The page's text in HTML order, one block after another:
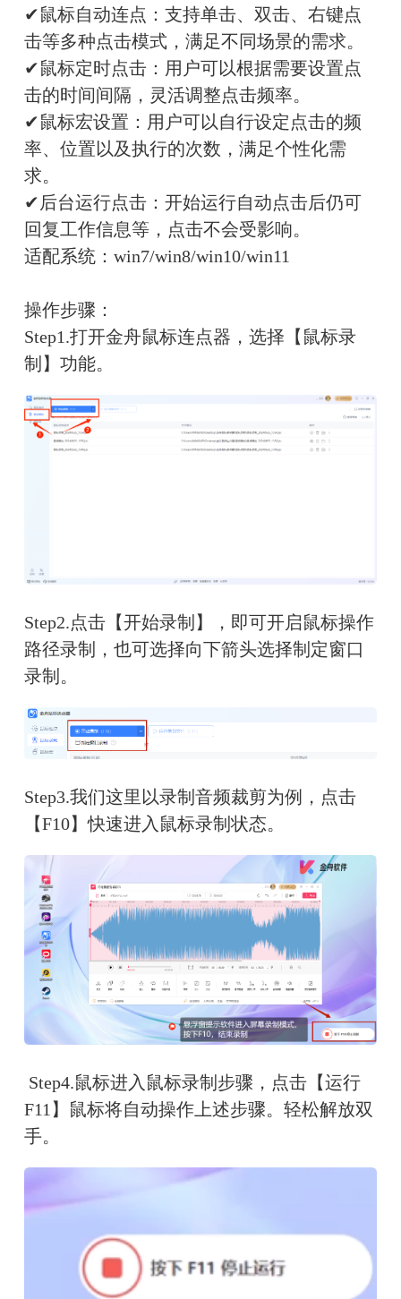
✔鼠标自动连点： 支持单击、双击、右键点
击等多种点击模式，满足不同场景的需求。
✔鼠标定时点击： 用户可以根据需要设置点
击的时间间隔，灵活调整点击频率。
✔鼠标宏设置 ： 用户可以自行设定点击的频
率、位置以及执行的次数，满足个性化需
求。
✔后台运行点击： 开始运行自动点击后仍可
回复工作信息等，点击不会受影响。
适配系统： win7/win8/win10/win11
操作步骤：
Step1.打开金舟鼠标连点器，选择【鼠标录
制】功能。
Step2.点击【开始录制】，即可开启鼠标操作
路径录制，也可选择向下箭头选择制定窗口
录制。
Step3.我们这里以录制音频裁剪为例，点击
【F10】快速进入鼠标录制状态。
Step4.鼠标进入鼠标录制步骤，点击【运行
F11】鼠标将自动操作上述步骤。轻松解放双
手。